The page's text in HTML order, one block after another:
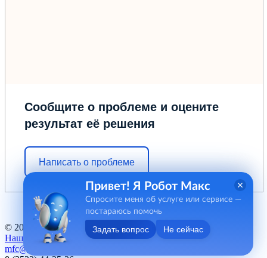
Сообщите о проблеме и оцените
результат её решения
Написать о проблеме
© 2012 - 2026 ГБУ "МФЦ" Курганской области
Наш баннер
mfc@kurganobl.ru
Привет! Я Робот Макс
Спросите меня об услуге или сервисе —
постараюсь помочь
Задать вопрос Не сейчас